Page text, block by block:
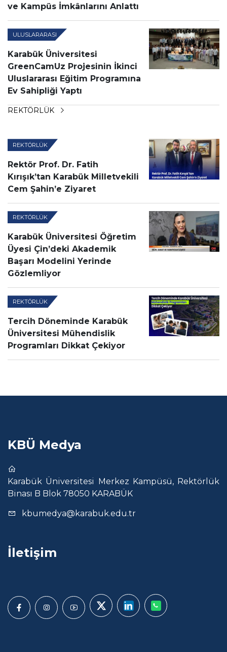
ve Kampüs İmkânlarını Anlattı
ULUSLARARASI
Karabük Üniversitesi
GreenCamUz Projesinin İkinci
Uluslararası Eğitim Programına
Ev Sahipliği Yaptı
REKTÖRLÜK
REKTÖRLÜK
Rektör Prof. Dr. Fatih
Kırışık’tan Karabük Milletvekili
Cem Şahin’e Ziyaret
REKTÖRLÜK
Karabük Üniversitesi Öğretim
Üyesi Çin’deki Akademik
Başarı Modelini Yerinde
Gözlemliyor
REKTÖRLÜK
Tercih Döneminde Karabük
Üniversitesi Mühendislik
Programları Dikkat Çekiyor
KBÜ Medya
Karabük Üniversitesi Merkez Kampüsü, Rektörlük
Binası B Blok 78050 KARABÜK
kbumedya@karabuk.edu.tr
İletişim